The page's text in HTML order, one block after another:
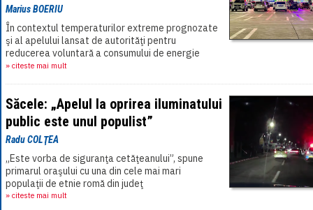
Marius BOERIU
În contextul temperaturilor extreme prognozate
şi al apelului lansat de autorităţi pentru
reducerea voluntară a consumului de energie
electrică, Supermarket La Cocoş a anunţat
» citeste mai mult
Săcele: „Apelul la oprirea iluminatului
public este unul populist”
Radu COLŢEA
„Este vorba de siguranţa cetăţeanului”, spune
primarul oraşului cu una din cele mai mari
populaţii de etnie romă din judeţ
» citeste mai mult